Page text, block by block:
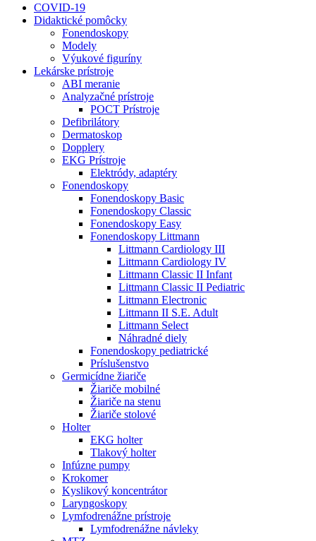
COVID-19
Didaktické pomôcky
Fonendoskopy
Modely
Výukové figuríny
Lekárske prístroje
ABI meranie
Analyzačné prístroje
POCT Prístroje
Defibrilátory
Dermatoskop
Dopplery
EKG Prístroje
Elektródy, adaptéry
Fonendoskopy
Fonendoskopy Basic
Fonendoskopy Classic
Fonendoskopy Easy
Fonendoskopy Littmann
Littmann Cardiology III
Littmann Cardiology IV
Littmann Classic II Infant
Littmann Classic II Pediatric
Littmann Electronic
Littmann II S.E. Adult
Littmann Select
Náhradné diely
Fonendoskopy pediatrické
Príslušenstvo
Germicídne žiariče
Žiariče mobilné
Žiariče na stenu
Žiariče stolové
Holter
EKG holter
Tlakový holter
Infúzne pumpy
Krokomer
Kyslikový koncentrátor
Laryngoskopy
Lymfodrenážne prístroje
Lymfodrenážne návleky